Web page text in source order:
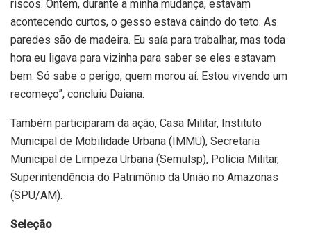
riscos. Ontem, durante a minha mudança, estavam
acontecendo curtos, o gesso estava caindo do teto. As
paredes são de madeira. Eu saía para trabalhar, mas toda
hora eu ligava para vizinha para saber se eles estavam
bem. Só sabe o perigo, quem morou aí. Estou vivendo um
recomeço”, concluiu Daiana.
Também participaram da ação, Casa Militar, Instituto
Municipal de Mobilidade Urbana (IMMU), Secretaria
Municipal de Limpeza Urbana (Semulsp), Polícia Militar,
Superintendência do Patrimônio da União no Amazonas
(SPU/AM).
Seleção